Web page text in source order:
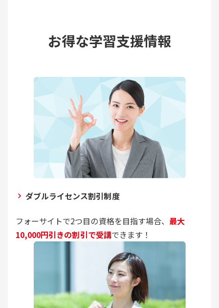
お得な学習支援情報
ダブルライセンス割引制度
フォーサイトで2つ目の資格を目指す場合、 最大
10,000円引きの割引で受講できます！